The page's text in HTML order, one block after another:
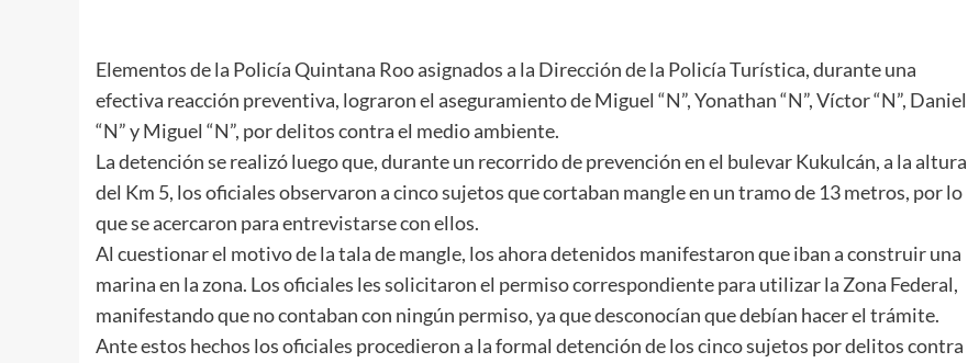
Elementos de la Policía Quintana Roo asignados a la Dirección de la Policía Turística, durante una
efectiva reacción preventiva, lograron el aseguramiento de Miguel “N”, Yonathan “N”, Víctor “N”, Daniel
“N” y Miguel “N”, por delitos contra el medio ambiente.
La detención se realizó luego que, durante un recorrido de prevención en el bulevar Kukulcán, a la altura
del Km 5, los oficiales observaron a cinco sujetos que cortaban mangle en un tramo de 13 metros, por lo
que se acercaron para entrevistarse con ellos.
Al cuestionar el motivo de la tala de mangle, los ahora detenidos manifestaron que iban a construir una
marina en la zona. Los oficiales les solicitaron el permiso correspondiente para utilizar la Zona Federal,
manifestando que no contaban con ningún permiso, ya que desconocían que debían hacer el trámite.
Ante estos hechos los oficiales procedieron a la formal detención de los cinco sujetos por delitos contra